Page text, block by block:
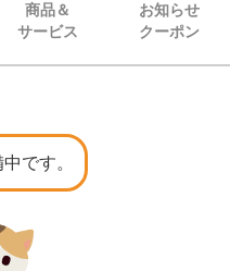
商品＆
サービス
お知らせ
クーポン
です。